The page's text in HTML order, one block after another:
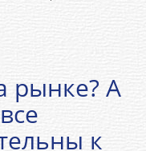
рынке? А
к